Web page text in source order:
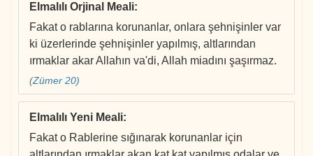
Elmalılı Orjinal Meali:
Fakat o rablarına korunanlar, onlara şehnişinler var
ki üzerlerinde şehnişinler yapılmış, altlarından
ırmaklar akar Allahın va'di, Allah miadını şaşırmaz.
(Zümer 20)
Elmalılı Yeni Meali:
Fakat o Rablerine sığınarak korunanlar için